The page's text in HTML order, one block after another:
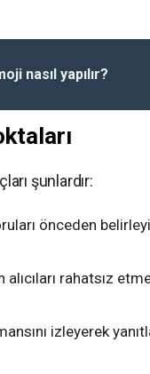
nasıl yapılır?
şunlardır:
önceden
alıcıları rahatsız
izleyerek